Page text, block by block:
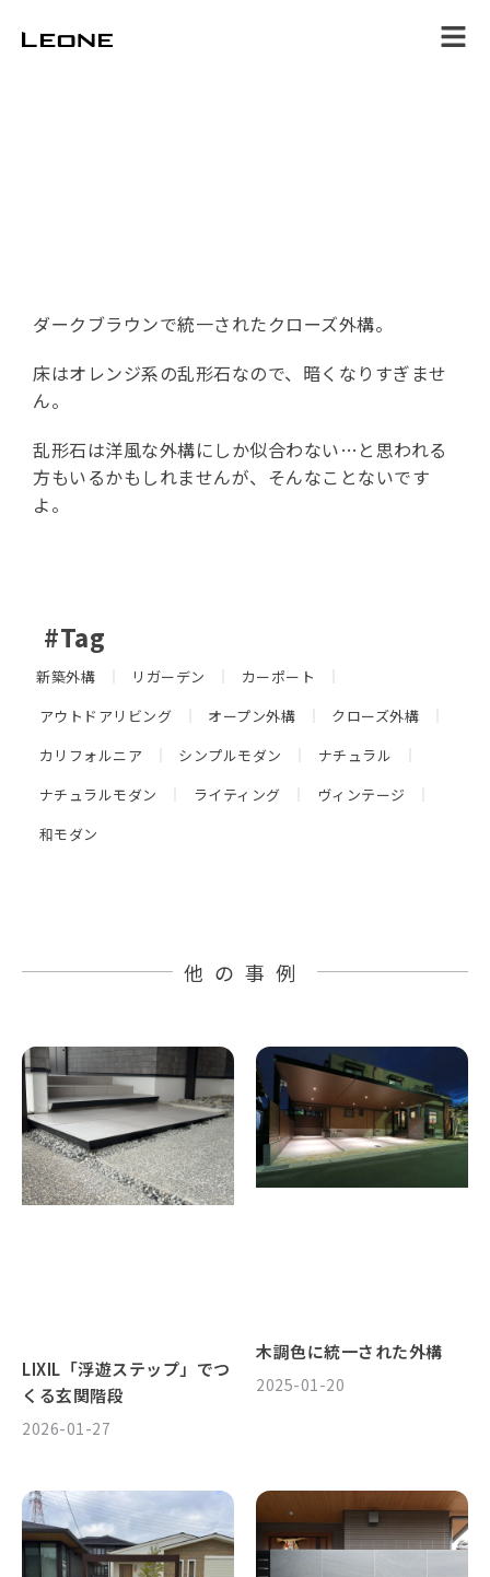
#Tag
新築外構 リガーデン
カーポート
アウトドアリビング
オープン外構
クローズ外構
カリフォルニア
シンプルモダン
ナチュラル
ナチュラルモダン
ライティング
ヴィンテージ
和モダン
ダークブラウンで統一されたクローズ外構。
床はオレンジ系の乱形石なので、暗くなりすぎませ
ん。
乱形石は洋風な外構にしか似合わない…と思われる
方もいるかもしれませんが、そんなことないです
よ。
他の事例
LIXIL「浮遊ステップ」でつ
くる玄関階段
2026-01-27
木調色に統一された外構
2025-01-20